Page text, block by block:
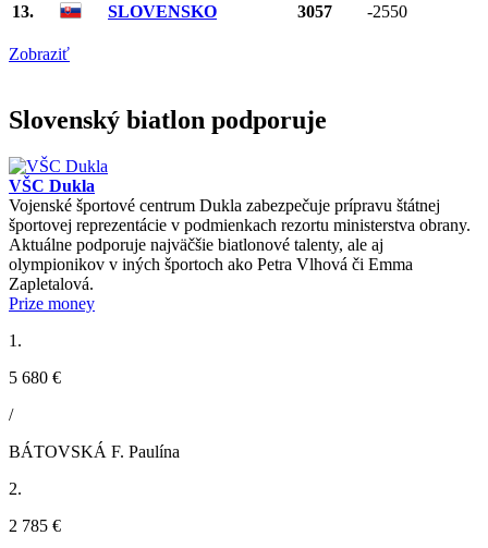
13.
SLOVENSKO 3057 -2550
Zobraziť
Slovenský biatlon podporuje
VŠC Dukla
Vojenské športové centrum Dukla zabezpečuje prípravu štátnej
športovej reprezentácie v podmienkach rezortu ministerstva obrany.
Aktuálne podporuje najväčšie biatlonové talenty, ale aj
olympionikov v iných športoch ako Petra Vlhová či Emma
Zapletalová.
Prize money
1.
5 680 €
/
BÁTOVSKÁ F. Paulína
2.
2 785 €